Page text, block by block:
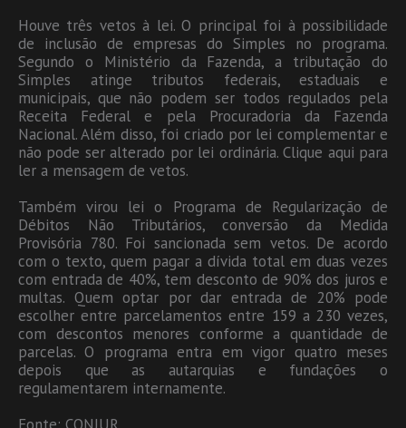
Houve três vetos à lei. O principal foi à possibilidade
de inclusão de empresas do Simples no programa.
Segundo o Ministério da Fazenda, a tributação do
Simples atinge tributos federais, estaduais e
municipais, que não podem ser todos regulados pela
Receita Federal e pela Procuradoria da Fazenda
Nacional. Além disso, foi criado por lei complementar e
não pode ser alterado por lei ordinária. Clique aqui para
ler a mensagem de vetos.
Também virou lei o Programa de Regularização de
Débitos Não Tributários, conversão da Medida
Provisória 780. Foi sancionada sem vetos. De acordo
com o texto, quem pagar a dívida total em duas vezes
com entrada de 40%, tem desconto de 90% dos juros e
multas. Quem optar por dar entrada de 20% pode
escolher entre parcelamentos entre 159 a 230 vezes,
com descontos menores conforme a quantidade de
parcelas. O programa entra em vigor quatro meses
depois que as autarquias e fundações o
regulamentarem internamente.